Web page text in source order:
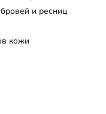
шелка, экстракт
фукуса,
бензойна кислота,
дегидроуксусная
состави ресниц
кожи